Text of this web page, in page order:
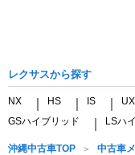
レクサスから探す
NX HS IS UX
GSハイブリッド LSハ
沖縄中古車TOP 中古車